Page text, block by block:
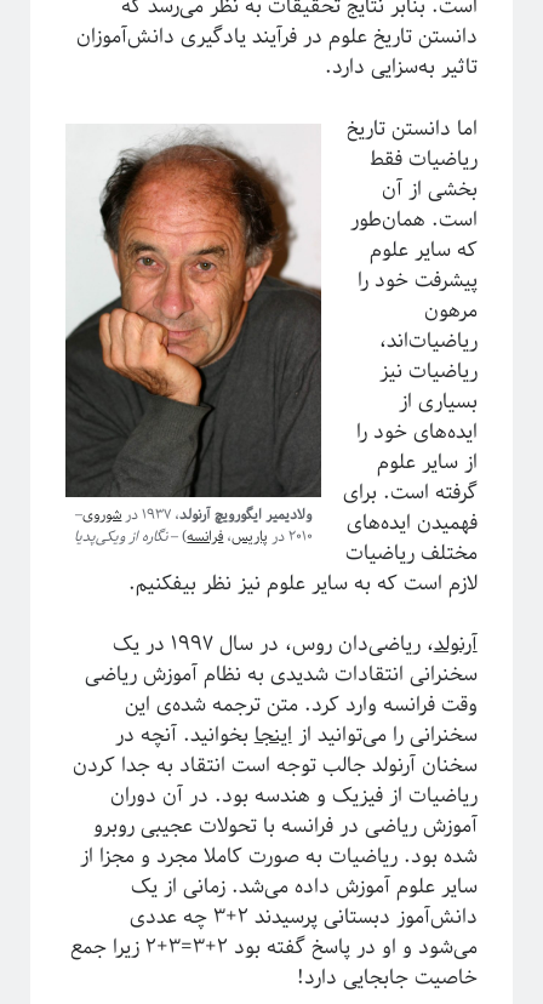
آیا فیزیک می‌تواند شبکه‌های اجتماعی را مدل‌سازی کند؟
Emergence آینشتین
اخترفیزیک انتروپی
انرژی تاریک بازبهنجارش برآمدگی
تحصیلات تکمیلی ترویج علم
درشت-دانه‌بندی روایتگری در علم
سیستم‌های پیچیده
شبکه‌های پیچیده ظهور
ظهوریافتگی
علم
علم شبکه فاینمن فرکتال
فیزیک فیزیک آماری
ماشین لرنینگ
مقیاس
مکانیک آماری مکانیک کوانتومی
نجوم نسبیت نسبیت عام
همه‌گیری پایتون پدیدارگی
پدیده‌های بحرانی پیچیدگی
دانستن تاریخ علوم در فرآیند یادگیری دانش‌آموزان
تاثیر به‌سزایی دارد.
ولادیمیر ایگورویچ آرنولد، ۱۹۳۷ در شوروی–
۲۰۱۰ در
پاریس،فرانسه) –نگاره از ویکی‌پدیا
اما دانستن تاریخ
ریاضیات فقط
بخشی از آن
است. همان‌طور
که سایر علوم
پیشرفت خود را
مرهون
ریاضیات‌اند،
ریاضیات نیز
بسیاری از
ایده‌های خود را
از سایر علوم
گرفته است. برای
فهمیدن ایده‌های
مختلف ریاضیات
لازم است که به سایر علوم نیز نظر بیفکنیم.
آرنولد
، ریاضی‌دان روس، در سال ۱۹۹۷ در یک
سخنرانی انتقادات شدیدی به نظام آموزش ریاضی
وقت فرانسه وارد کرد. متن ترجمه شده‌ی این
سخنرانی را می‌توانید ازاینجابخوانید. آنچه در
سخنان آرنولد جالب توجه است انتقاد به جدا کردن
ریاضیات از فیزیک و هندسه بود. در آن دوران
آموزش ریاضی در فرانسه با تحولات عجیبی روبرو
شده بود. ریاضیات به صورت کاملا مجرد و مجزا از
سایر علوم آموزش داده می‌شد. زمانی از یک
دانش‌آموز دبستانی پرسیدند ۲+۳ چه عددی
می‌شود و او در پاسخ گفته بود ۲+۳=۳+۲ زیرا جمع
خاصیت جابجایی دارد!